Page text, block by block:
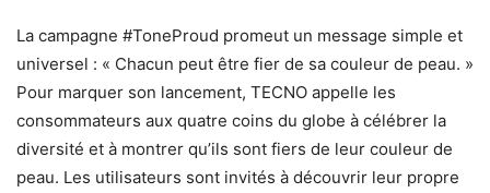
La campagne #ToneProud promeut un message simple et
universel : « Chacun peut être fier de sa couleur de peau. »
Pour marquer son lancement, TECNO appelle les
consommateurs aux quatre coins du globe à célébrer la
diversité et à montrer qu’ils sont fiers de leur couleur de
peau. Les utilisateurs sont invités à découvrir leur propre